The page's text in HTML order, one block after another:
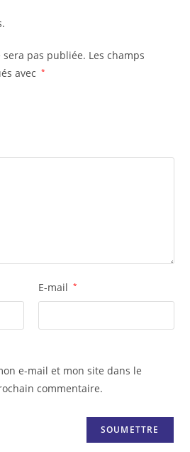
sera pas publiée. Les champs
avec
*
E-mail *
e-mail et mon site dans le
commentaire.